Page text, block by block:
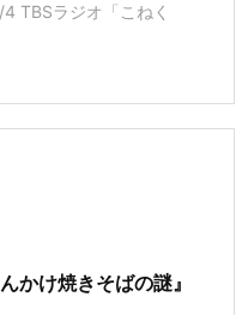
4 TBSラジオ「こねく
かけ焼きそばの謎』